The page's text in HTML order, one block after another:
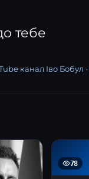
тебе
канал Іво Бобул ·
78